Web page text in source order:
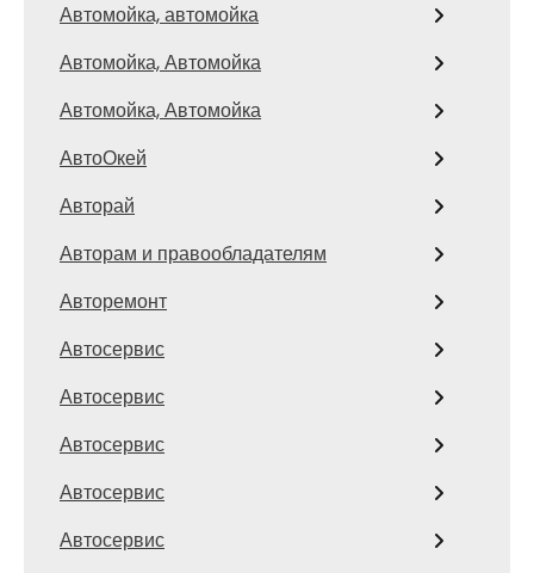
Автомойка, автомойка
Автомойка, Автомойка
Автомойка, Автомойка
АвтоОкей
Авторай
Авторам и правообладателям
Авторемонт
Автосервис
Автосервис
Автосервис
Автосервис
Автосервис